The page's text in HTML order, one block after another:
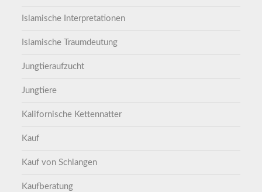
Islamische Interpretationen
Islamische Traumdeutung
Jungtieraufzucht
Jungtiere
Kalifornische Kettennatter
Kauf
Kauf von Schlangen
Kaufberatung